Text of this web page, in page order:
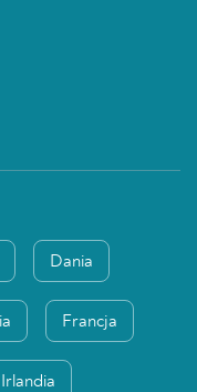
Dania
Francja
Irlandia